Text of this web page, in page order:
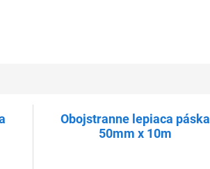
Obojstranne lepiaca páska
50mm x 10m